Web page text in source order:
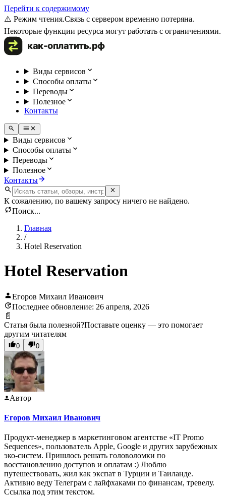
Перейти к содержимому
⚠️ Режим чтения.Связь с сервером временно потеряна.
Некоторые функции ресурса могут работать с ограничениями.
Виды сервисов
Способы оплаты
Переводы
Полезное
Контакты
Виды сервисов
Способы оплаты
Переводы
Полезное
Контакты
К сожалению, по вашему запросу ничего не найдено.
Поиск...
Главная
/
Hotel Reservation
Hotel Reservation
Егоров Михаил Иванович
Последнее обновление: 26 апреля, 2026
📄
Статья была полезной?Поставьте оценку — это помогает
другим читателям
0 0
Автор
Егоров Михаил Иванович
Продукт-менеджер в маркетинговом агентстве «IT Promo
Sequences», пользователь Apple, Google и других зарубежных
эко-систем. Пришлось решать головоломки по
восстановлению доступов и оплатам :) Люблю
путешествовать, жил как экспат в Турции и Таиланде.
Активно веду Телеграм с лайфхаками по финансам, тревелу.
Ссылка под этим текстом.